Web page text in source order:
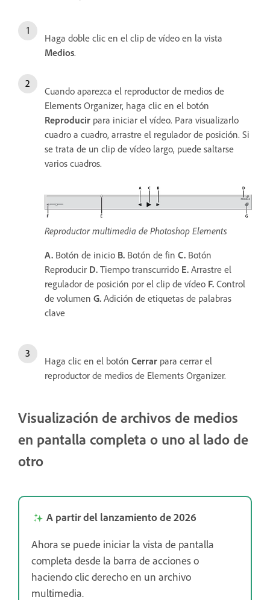
Haga doble clic en el clip de vídeo en la vista
Medios.
Cuando aparezca el reproductor de medios de
Elements Organizer, haga clic en el botón
Reproducir para iniciar el vídeo. Para visualizarlo
cuadro a cuadro, arrastre el regulador de posición. Si
se trata de un clip de vídeo largo, puede saltarse
varios cuadros.
Reproductor multimedia de Photoshop Elements
A. Botón de inicio B. Botón de fin C. Botón
Reproducir D. Tiempo transcurrido E. Arrastre el
regulador de posición por el clip de vídeo F. Control
de volumen G. Adición de etiquetas de palabras
clave
Haga clic en el botón Cerrar para cerrar el
reproductor de medios de Elements Organizer.
Visualización de archivos de medios
en pantalla completa o uno al lado de
otro
A partir del lanzamiento de 2026
Ahora se puede iniciar la vista de pantalla
completa desde la barra de acciones o
haciendo clic derecho en un archivo
multimedia.